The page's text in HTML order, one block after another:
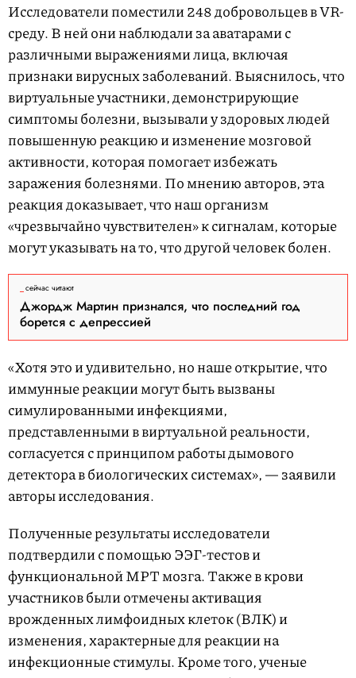
Исследователи поместили 248 добровольцев в VR-
среду. В ней они наблюдали за аватарами с
различными выражениями лица, включая
признаки вирусных заболеваний. Выяснилось, что
виртуальные участники, демонстрирующие
симптомы болезни, вызывали у здоровых людей
повышенную реакцию и изменение мозговой
активности, которая помогает избежать
заражения болезнями. По мнению авторов, эта
реакция доказывает, что наш организм
«чрезвычайно чувствителен» к сигналам, которые
могут указывать на то, что другой человек болен.
сейчас читают
Джордж Мартин признался, что последний год
борется с депрессией
«Хотя это и удивительно, но наше открытие, что
иммунные реакции могут быть вызваны
симулированными инфекциями,
представленными в виртуальной реальности,
согласуется с принципом работы дымового
детектора в биологических системах», — заявили
авторы исследования.
Полученные результаты исследователи
подтвердили с помощью ЭЭГ-тестов и
функциональной МРТ мозга. Также в крови
участников были отмечены активация
врожденных лимфоидных клеток (ВЛК) и
изменения, характерные для реакции на
инфекционные стимулы. Кроме того, ученые